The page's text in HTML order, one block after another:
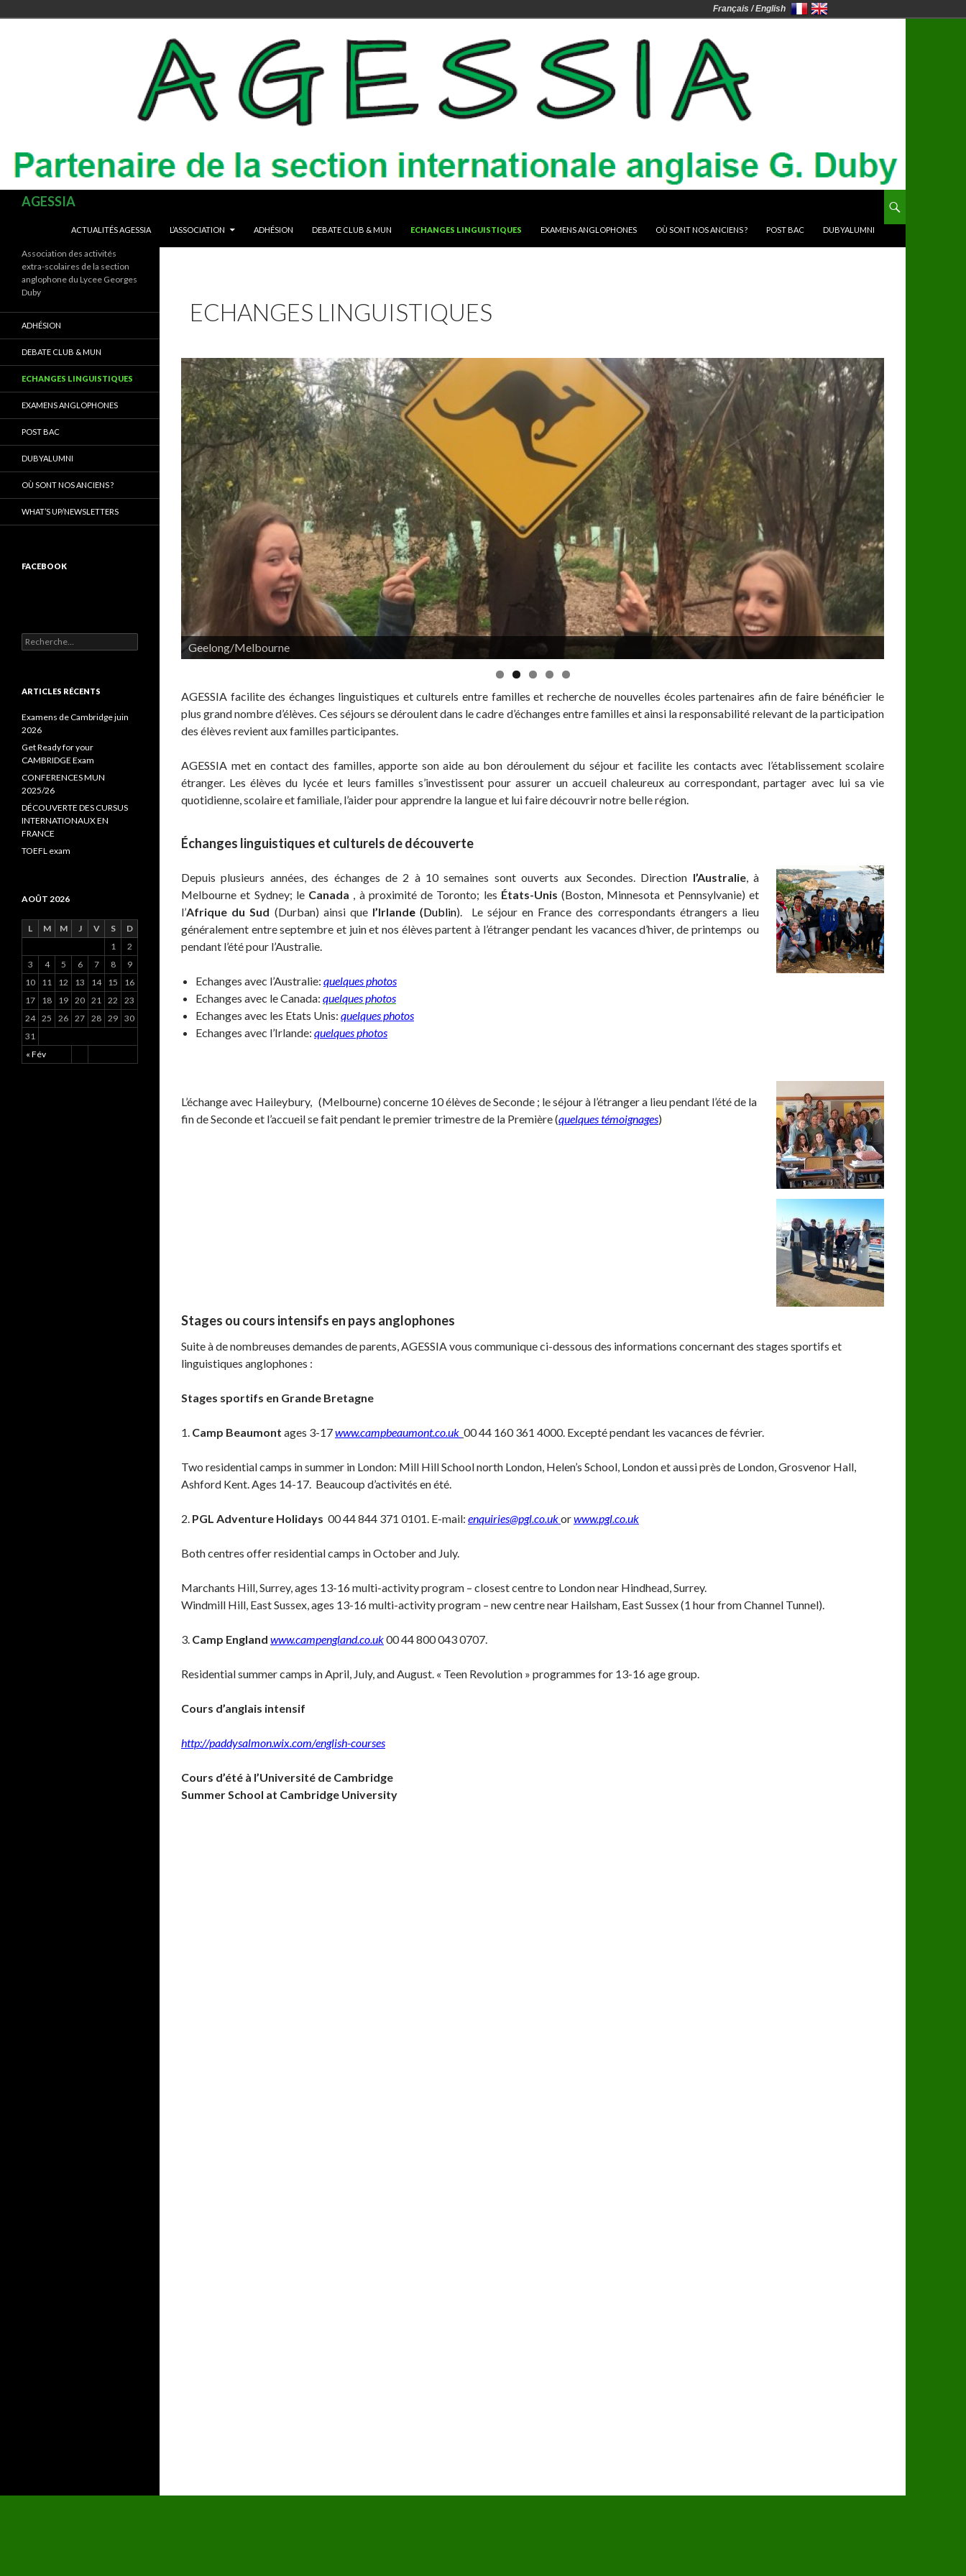
AGESSIA
Recherche
ACTUALITÉS AGESSIA
L’ASSOCIATION ADHÉSION DEBATE CLUB & MUN ECHANGES LINGUISTIQUES EXAMENS ANGLOPHONES OÙ SONT NOS ANCIENS ? POST BAC DUBYALUMNI
ECHANGES LINGUISTIQUES
Geelong/Melbourne
AGESSIA facilite des échanges linguistiques et culturels entre familles et recherche de nouvelles écoles partenaires afin de faire bénéficier le
plus grand nombre d’élèves. Ces séjours se déroulent dans le cadre d’échanges entre familles et ainsi la responsabilité relevant de la participation
des élèves revient aux familles participantes.
AGESSIA met en contact des familles, apporte son aide au bon déroulement du séjour et facilite les contacts avec l’établissement scolaire
étranger. Les élèves du lycée et leurs familles s’investissent pour assurer un accueil chaleureux au correspondant, partager avec lui sa vie
quotidienne, scolaire et familiale, l’aider pour apprendre la langue et lui faire découvrir notre belle région.
Échanges linguistiques et culturels de découverte
Depuis plusieurs années, des échanges de 2 à 10 semaines sont ouverts aux Secondes. Direction l’Australie, à
Melbourne et Sydney; le Canada , à proximité de Toronto; les États-Unis (Boston, Minnesota et Pennsylvanie) et
l’Afrique du Sud (Durban) ainsi que l’Irlande (Dublin). Le séjour en France des correspondants étrangers a lieu
généralement entre septembre et juin et nos élèves partent à l’étranger pendant les vacances d’hiver, de printemps ou
pendant l’été pour l’Australie.
Echanges avec l’Australie: quelques photos
Echanges avec le Canada: quelques photos
Echanges avec les Etats Unis: quelques photos
Echanges avec l’Irlande: quelques photos
L’échange avec Haileybury, (Melbourne) concerne 10 élèves de Seconde ; le séjour à l’étranger a lieu pendant l’été de la
fin de Seconde et l’accueil se fait pendant le premier trimestre de la Première (quelques témoignages)
Stages ou cours intensifs en pays anglophones
Suite à de nombreuses demandes de parents, AGESSIA vous communique ci-dessous des informations concernant des stages sportifs et
linguistiques anglophones :
Stages sportifs en Grande Bretagne
1. Camp Beaumont ages 3-17www.campbeaumont.co.uk 00 44 160 361 4000. Excepté pendant les vacances de février.
Two residential camps in summer in London: Mill Hill School north London, Helen’s School, London et aussi près de London, Grosvenor Hall,
Ashford Kent. Ages 14-17. Beaucoup d’activités en été.
2. PGL Adventure Holidays 00 44 844 371 0101. E-mail: enquiries@pgl.co.ukorwww.pgl.co.uk
Both centres offer residential camps in October and July.
Marchants Hill, Surrey, ages 13-16 multi-activity program – closest centre to London near Hindhead, Surrey.
Windmill Hill, East Sussex, ages 13-16 multi-activity program – new centre near Hailsham, East Sussex (1 hour from Channel Tunnel).
3. Camp England www.campengland.co.uk00 44 800 043 0707.
Residential summer camps in April, July, and August. « Teen Revolution » programmes for 13-16 age group.
Cours d’anglais intensif
http://paddysalmon.wix.com/english-courses
Cours d’été à l’Université de Cambridge
Summer School at Cambridge University
Association des activités
extra-scolaires de la section
anglophone du Lycee Georges
Duby
ADHÉSION
DEBATE CLUB & MUN
ECHANGES LINGUISTIQUES
EXAMENS ANGLOPHONES
POST BAC
DUBYALUMNI
OÙ SONT NOS ANCIENS ?
WHAT’S UP/NEWSLETTERS
FACEBOOK
R
e
e
c
h
e
r
:
ARTICLES RÉCENTS
Examens de Cambridge juin
2026
Get Ready for your
CAMBRIDGE Exam
CONFERENCES MUN
2025/26
DÉCOUVERTE DES CURSUS
INTERNATIONAUX EN
FRANCE
TOEFL exam
AOÛT 2026
L M M J V S D
« Fév
1
2
3
4 5 6 7 8
9
10
11 12 13 14 15
16
17
18 19 20 21 22
23
24 25 26 27 28 29 30
31
Français / English